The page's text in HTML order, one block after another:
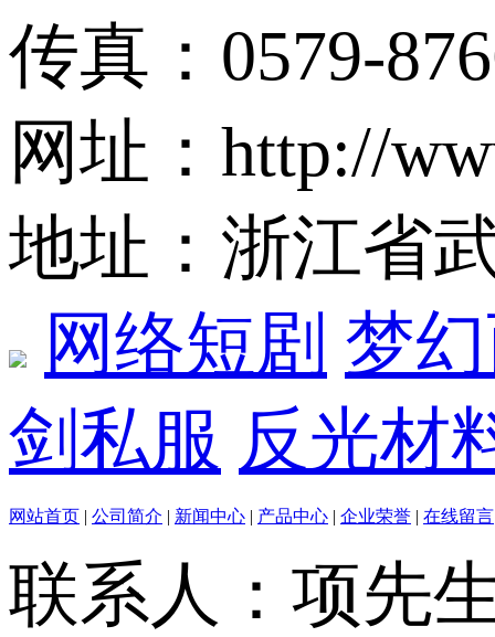
传真：0579-
网址：http://
地址：浙江省
网络短剧 梦
剑私服 反光材
网站首页 | 公司简介 | 新闻中心 | 产品中心 | 企业荣誉 | 在线留言
联系人：项先